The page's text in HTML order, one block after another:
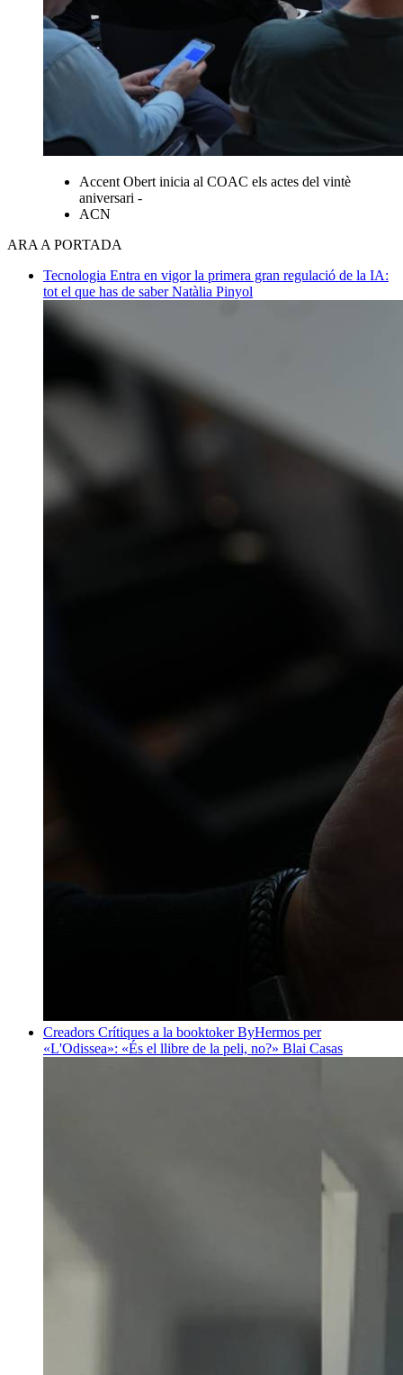
Accent Obert inicia al COAC els actes del vintè
aniversari -
ACN
ARA A PORTADA
Tecnologia Entra en vigor la primera gran regulació de la IA:
tot el que has de saberNatàlia Pinyol
Creadors Crítiques a la booktoker ByHermos per
«L'Odissea»: «És el llibre de la peli, no?» Blai Casas